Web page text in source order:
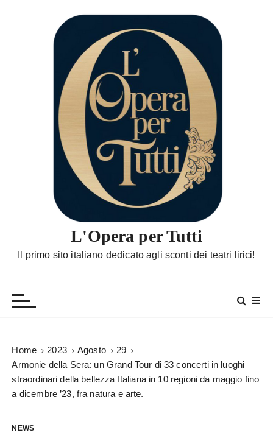
L'Opera per Tutti
Il primo sito italiano dedicato agli sconti dei teatri lirici!
Home 2023 Agosto
29
Armonie della Sera: un Grand Tour di 33 concerti in luoghi
straordinari della bellezza Italiana in 10 regioni da maggio fino
a dicembre ’23, fra natura e arte.
NEWS